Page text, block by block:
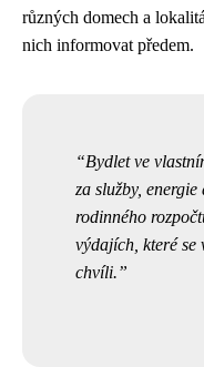
různých domech a
nich informovat předem.
Bydlet ve
za služby,
rodinného
výdajích, které se
chvíli.